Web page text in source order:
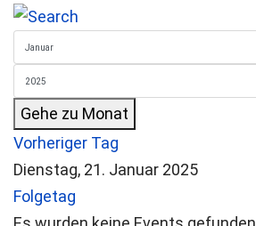
Gehe zu Monat
Vorheriger Tag
Dienstag, 21. Januar 2025
Folgetag